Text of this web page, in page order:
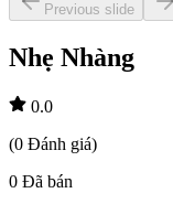
Previous slide
Nhẹ Nhàng
0.0
(0 Đánh giá)
0 Đã bán